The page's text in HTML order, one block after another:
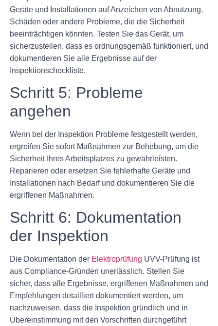
Geräte und Installationen auf Anzeichen von Abnutzung,
Schäden oder andere Probleme, die die Sicherheit
beeinträchtigen könnten. Testen Sie das Gerät, um
sicherzustellen, dass es ordnungsgemäß funktioniert, und
dokumentieren Sie alle Ergebnisse auf der
Inspektionscheckliste.
Schritt 5: Probleme
angehen
Wenn bei der Inspektion Probleme festgestellt werden,
ergreifen Sie sofort Maßnahmen zur Behebung, um die
Sicherheit Ihres Arbeitsplatzes zu gewährleisten.
Reparieren oder ersetzen Sie fehlerhafte Geräte und
Installationen nach Bedarf und dokumentieren Sie die
ergriffenen Maßnahmen.
Schritt 6: Dokumentation
der Inspektion
Die Dokumentation der Elektroprüfung UVV-Prüfung ist
aus Compliance-Gründen unerlässlich. Stellen Sie
sicher, dass alle Ergebnisse, ergriffenen Maßnahmen und
Empfehlungen detailliert dokumentiert werden, um
nachzuweisen, dass die Inspektion gründlich und in
Übereinstimmung mit den Vorschriften durchgeführt